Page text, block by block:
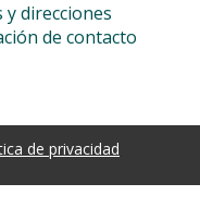
y direcciones
de contacto
de privacidad